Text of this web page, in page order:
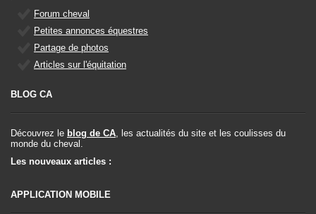
Forum cheval
Petites annonces équestres
Partage de photos
Articles sur l'équitation
BLOG CA
Découvrez le blog de CA, les actualités du site et les coulisses du
monde du cheval.
Les nouveaux articles :
APPLICATION MOBILE